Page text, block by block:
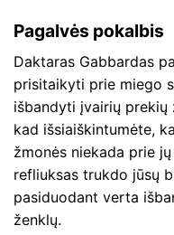
Pagalvės pokalbis
Daktaras Gabbardas
prisitaikyti prie miego
išbandyti įvairių prekių
kad išsiaiškintumėte,
žmonės niekada prie
refliuksas trukdo jūsų
pasiduodant verta
ženklų.